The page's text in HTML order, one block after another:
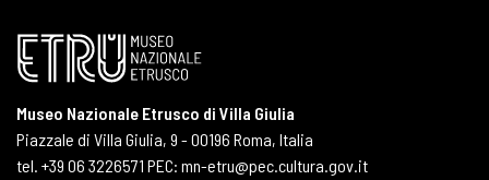
Museo Nazionale Etrusco di Villa Giulia
Piazzale di Villa Giulia, 9 - 00196 Roma, Italia
tel. +39 06 3226571 PEC: mn-etru@pec.cultura.gov.it